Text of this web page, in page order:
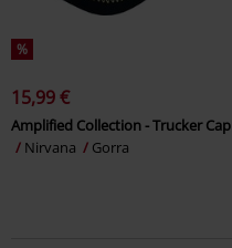
%
15,99 €
Amplified Collection - Trucker Cap
Nirvana
Gorra